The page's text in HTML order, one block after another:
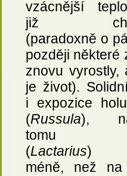
vzácnější
již
(paradoxně o
později některé
znovu vyrostly,
je život).
i expozice
(Russula),
tomu
(Lactarius)
méně, než